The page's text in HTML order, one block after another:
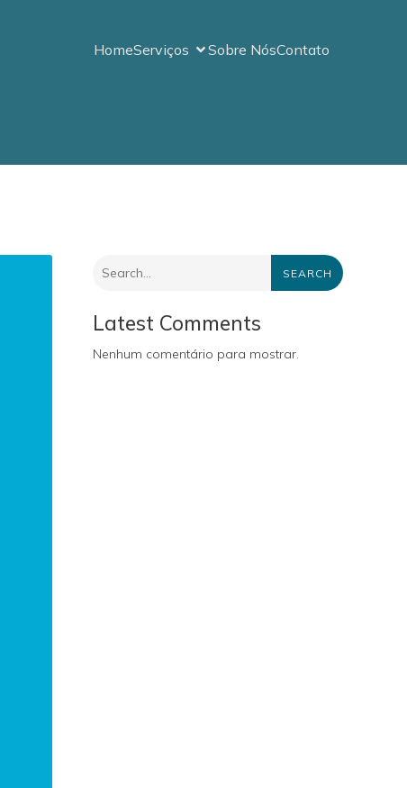
HomeServiços Sobre NósContato
SEARCH
Latest Comments
Nenhum comentário para mostrar.